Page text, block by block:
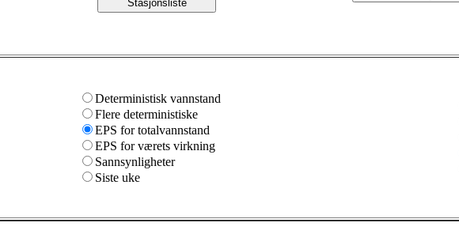
Stasjonsliste
Deterministisk vannstand
Flere deterministiske
EPS for totalvannstand
EPS for værets virkning
Sannsynligheter
Siste uke